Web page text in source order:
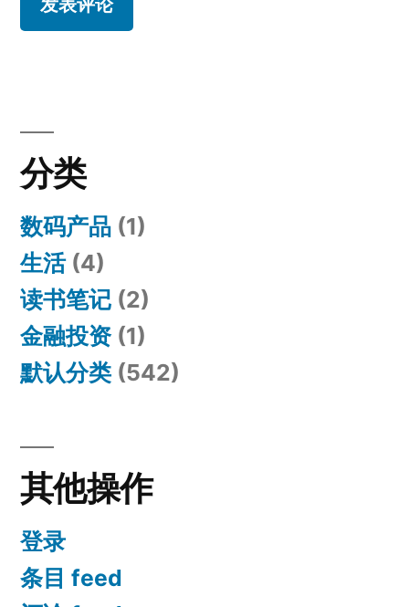
分类
数码产品 (1)
生活(4)
读书笔记 (2)
金融投资(1)
默认分类 (542)
其他操作
登录
条目 feed